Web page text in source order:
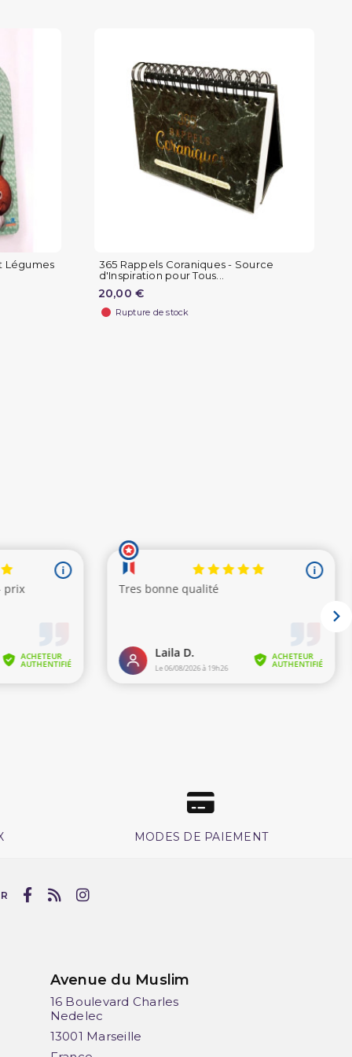
Légumes
365 Rappels Coraniques - Source
d'Inspiration pour Tous...
20,00 €
Rupture de stock
MODES DE PAIEMENT
Avenue du Muslim
16 Boulevard Charles
Nedelec
13001 Marseille